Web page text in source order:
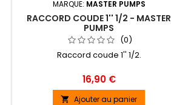
MARQUE: MASTER PUMPS
RACCORD COUDE 1'' 1/2 - MASTER
PUMPS
(0)
Raccord coude 1'' 1/2.
Prix
16,90 €
 Ajouter au panier